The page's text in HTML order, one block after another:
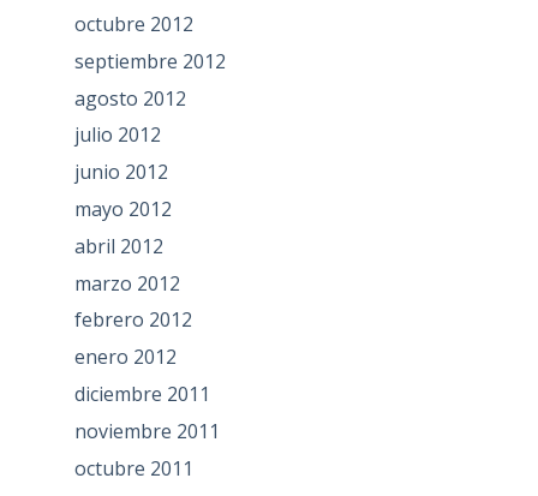
octubre 2012
septiembre 2012
agosto 2012
julio 2012
junio 2012
mayo 2012
abril 2012
marzo 2012
febrero 2012
enero 2012
diciembre 2011
noviembre 2011
octubre 2011